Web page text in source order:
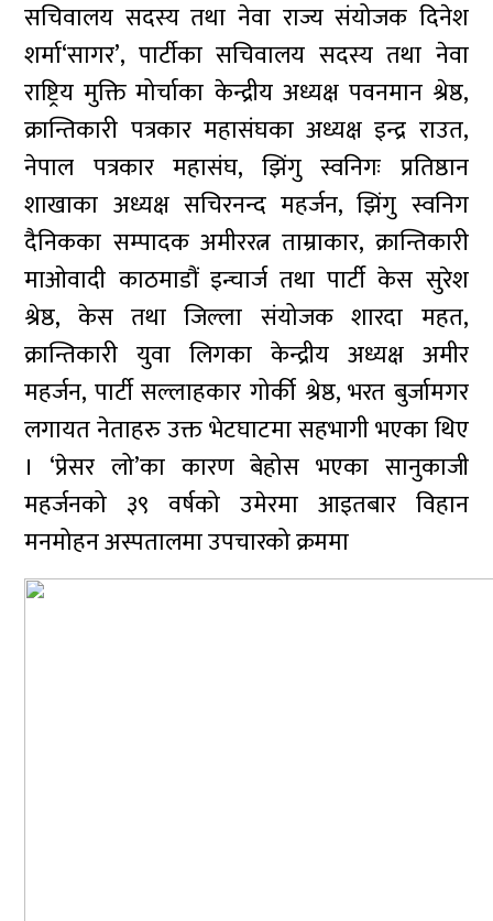
सचिवालय सदस्य तथा नेवा राज्य संयोजक दिनेश
शर्मा‘सागर’, पार्टीका सचिवालय सदस्य तथा नेवा
राष्ट्रिय मुक्ति मोर्चाका केन्द्रीय अध्यक्ष पवनमान श्रेष्ठ,
क्रान्तिकारी पत्रकार महासंघका अध्यक्ष इन्द्र राउत,
नेपाल पत्रकार महासंघ, झिंगु स्वनिगः प्रतिष्ठान
शाखाका अध्यक्ष सचिरनन्द महर्जन, झिंगु स्वनिग
दैनिकका सम्पादक अमीररत्न ताम्राकार, क्रान्तिकारी
माओवादी काठमाडौं इन्चार्ज तथा पार्टी केस सुरेश
श्रेष्ठ, केस तथा जिल्ला संयोजक शारदा महत,
क्रान्तिकारी युवा लिगका केन्द्रीय अध्यक्ष अमीर
महर्जन, पार्टी सल्लाहकार गोर्की श्रेष्ठ, भरत बुर्जामगर
लगायत नेताहरु उक्त भेटघाटमा सहभागी भएका थिए
। ‘प्रेसर लो’का कारण बेहोस भएका सानुकाजी
महर्जनको ३९ वर्षको उमेरमा आइतबार विहान
मनमोहन अस्पतालमा उपचारको क्रममा